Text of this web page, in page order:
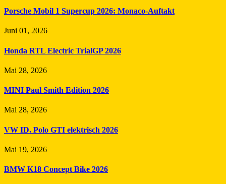
Porsche Mobil 1 Supercup 2026: Monaco-Auftakt
Juni 01, 2026
Honda RTL Electric TrialGP 2026
Mai 28, 2026
MINI Paul Smith Edition 2026
Mai 28, 2026
VW ID. Polo GTI elektrisch 2026
Mai 19, 2026
BMW K18 Concept Bike 2026